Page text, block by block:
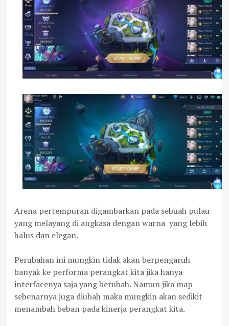
Arena pertempuran digambarkan pada sebuah pulau
yang melayang di angkasa dengan warna yang lebih
halus dan elegan.
Perubahan ini mungkin tidak akan berpengaruh
banyak ke performa perangkat kita jika hanya
interfacenya saja yang berubah. Namun jika map
sebenarnya juga diubah maka mungkin akan sedikit
menambah beban pada kinerja perangkat kita.